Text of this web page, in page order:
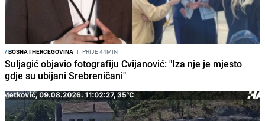
/BOSNA I HERCEGOVINA I PRIJE 44MIN
Suljagić objavio fotografiju Cvijanović: "Iza nje je mjesto
gdje su ubijani Srebreničani"